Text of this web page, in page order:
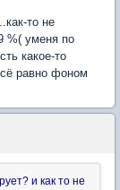
то не
%( уменя по
какое-то
равно фоном
и как то не